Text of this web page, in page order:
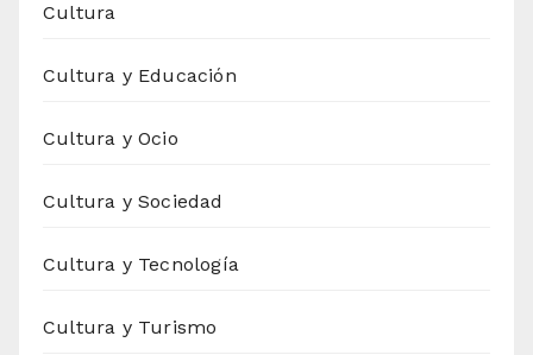
Cultura
Cultura y Educación
Cultura y Ocio
Cultura y Sociedad
Cultura y Tecnología
Cultura y Turismo